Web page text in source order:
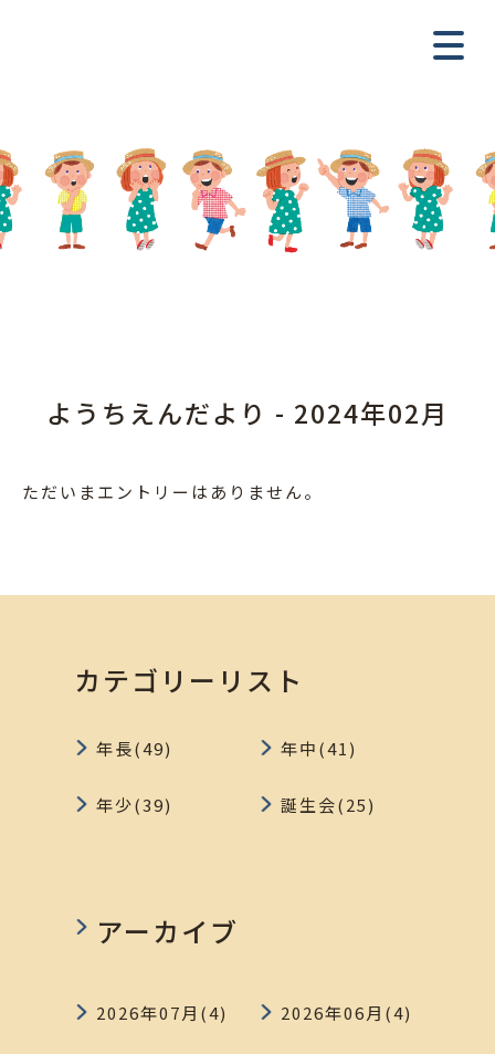
ようちえんだより - 2024年02月
ただいまエントリーはありません。
カテゴリーリスト
年長(49) 年中(41)
年少(39) 誕生会(25)
アーカイブ
2026年07月(4) 2026年06月(4)